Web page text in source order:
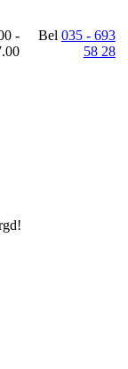
-
Bel 035 - 693
58 28